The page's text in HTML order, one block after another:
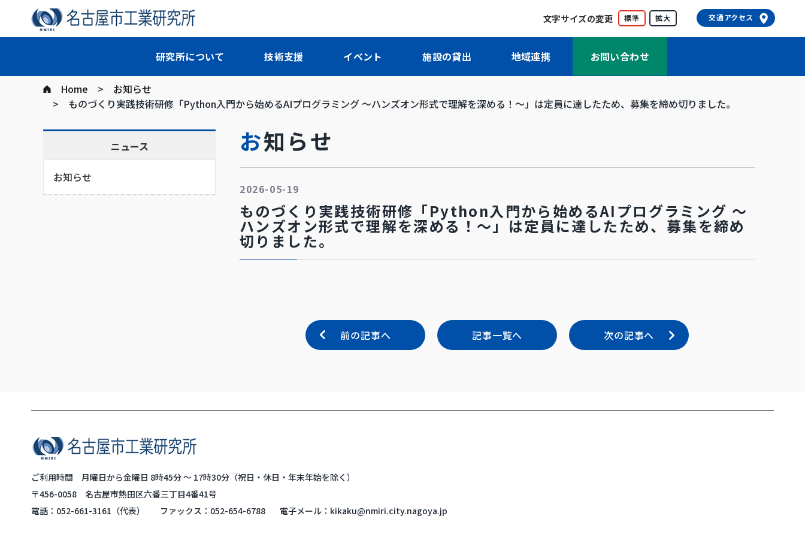
文字サイズの変更 標準 拡大 交通アクセス
研究所について 技術支援 イベント 施設の貸出 地域連携 お問い合わせ
Home
お知らせ
ものづくり実践技術研修「Python入門から始めるAIプログラミング ～ハンズオン形式で理解を深める！～」は定員に達したため、募集を締め切りました。
お知らせ
2026-05-19
ものづくり実践技術研修「Python入門から始めるAIプログラミング ～
ハンズオン形式で理解を深める！～」は定員に達したため、募集を締め
切りました。
前の記事へ 記事一覧へ 次の記事へ
ニュース
お知らせ
ご利用時間 月曜日から金曜日 8時45分 ～ 17時30分（祝日・休日・年末年始を除く）
〒456-0058 名古屋市熱田区六番三丁目4番41号
電話： 052-661-3161 （代表） ファックス：052-654-6788 電子メール： kikaku@nmiri.city.nagoya.jp